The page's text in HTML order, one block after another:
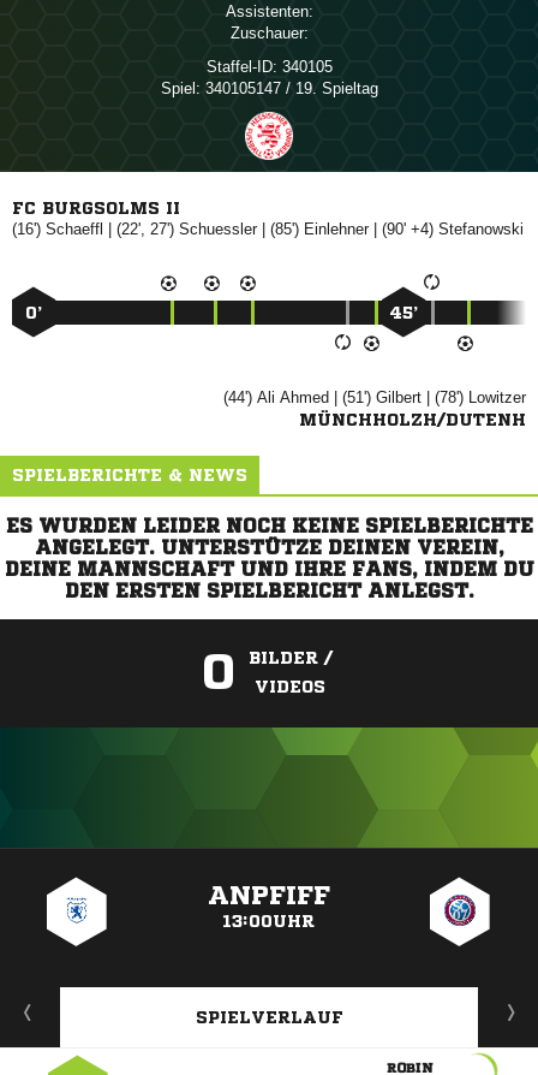
Assistenten:
Zuschauer:
Staffel-ID: 340105
Spiel: 340105147 / 19. Spieltag
FC BURGSOLMS II
(16')  | (22', 27') | (85') | (90' +4) 
0’ 45’
(44')   | (51')  | (78') 
MÜNCHHOLZH/DUTENH
SPIELBERICHTE & NEWS
ES WURDEN LEIDER NOCH KEINE SPIELBERICHTE
ANGELEGT. UNTERSTÜTZE DEINEN VEREIN,
DEINE MANNSCHAFT UND IHRE FANS, INDEM DU
DEN ERSTEN SPIELBERICHT ANLEGST.
0
BILDER /
VIDEOS
ANPFIFF
13:00UHR
SPIELVERLAUF
